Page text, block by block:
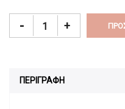
- +
ΠΕΡΙΓΡΑΦΗ